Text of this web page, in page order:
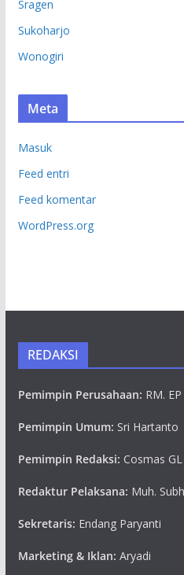
Sragen
Sukoharjo
Wonogiri
Meta
Masuk
Feed entri
Feed komentar
WordPress.org
REDAKSI
Pemimpin Perusahaan: RM.
Pemimpin Umum: Sri Hartanto
Pemimpin Redaksi: Cosmas GL
Redaktur Pelaksana: Muh.
Sekretaris: Endang Paryanti
Marketing & Iklan: Aryadi